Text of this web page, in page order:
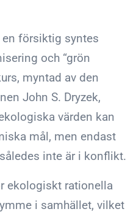
försiktig syntes
och “grön
myntad av den
John S. Dryzek,
värden kan
mål, men endast
inte är i konflikt.
ekologiskt rationella
i samhället, vilket